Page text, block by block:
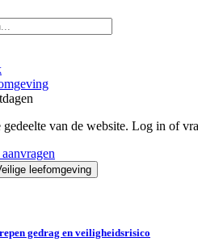
van de website. Log in of
binnen Veilige leefomgeving
gedrag en veiligheidsrisico